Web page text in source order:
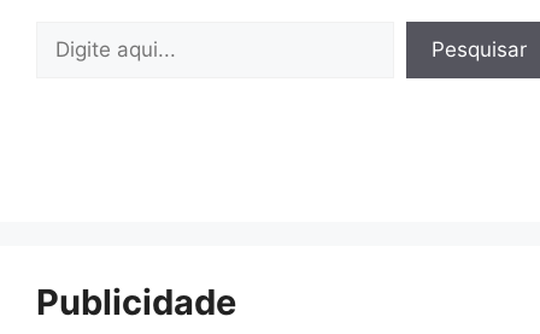
Pesquisar Pesquisar
Publicidade